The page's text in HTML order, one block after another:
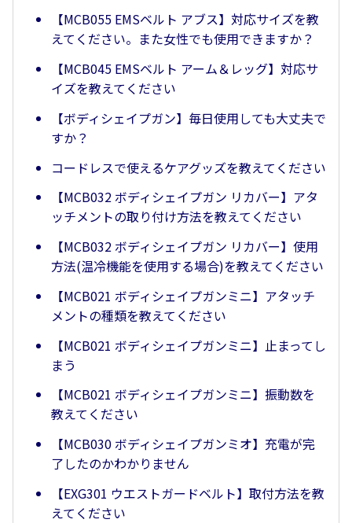
【MCB055 EMSベルト アブス】対応サイズを教
えてください。また女性でも使用できますか？
【MCB045 EMSベルト アーム＆レッグ】対応サ
イズを教えてください
【ボディシェイプガン】毎日使用しても大丈夫で
すか？
コードレスで使えるケアグッズを教えてください
【MCB032 ボディシェイプガン リカバー】アタ
ッチメントの取り付け方法を教えてください
【MCB032 ボディシェイプガン リカバー】使用
方法(温冷機能を使用する場合)を教えてください
【MCB021 ボディシェイプガンミニ】アタッチ
メントの種類を教えてください
【MCB021 ボディシェイプガンミニ】止まってし
まう
【MCB021 ボディシェイプガンミニ】振動数を
教えてください
【MCB030 ボディシェイプガンミオ】充電が完
了したのかわかりません
【EXG301 ウエストガードベルト】取付方法を教
えてください